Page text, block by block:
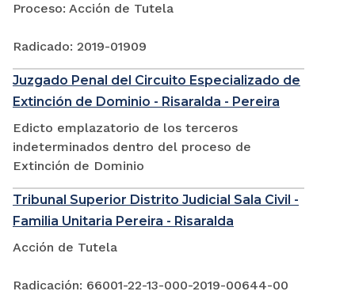
Proceso: Acción de Tutela
Radicado: 2019-01909
Juzgado Penal del Circuito Especializado de
Extinción de Dominio - Risaralda - Pereira
Edicto emplazatorio de los terceros
indeterminados dentro del proceso de
Extinción de Dominio
Tribunal Superior Distrito Judicial Sala Civil -
Familia Unitaria Pereira - Risaralda
Acción de Tutela
Radicación: 66001-22-13-000-2019-00644-00